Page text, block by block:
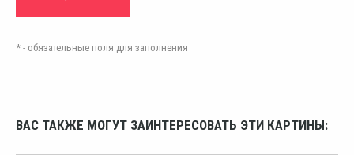
* - обязательные поля для заполнения
ВАС ТАКЖЕ МОГУТ ЗАИНТЕРЕСОВАТЬ ЭТИ КАРТИНЫ: